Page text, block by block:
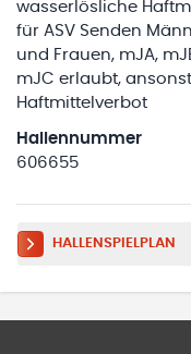
wasserlösliche
für ASV Senden
und Frauen, mJA,
mJC erlaubt,
Haftmittelverbot
Hallennummer
606655
HALLENSPIELPLAN